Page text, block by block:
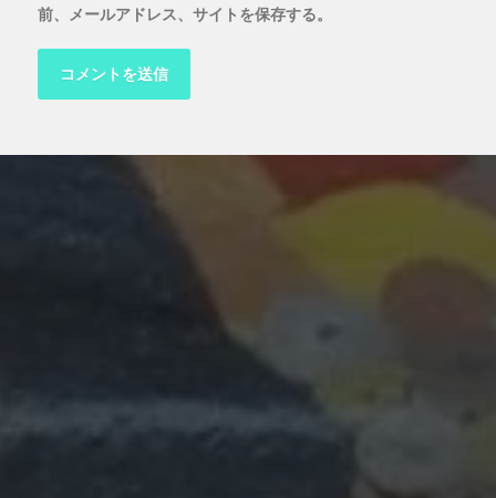
前、メールアドレス、サイトを保存する。